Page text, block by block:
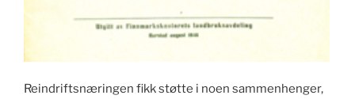
Reindriftsnæringen fikk støtte i noen sammenhenger,